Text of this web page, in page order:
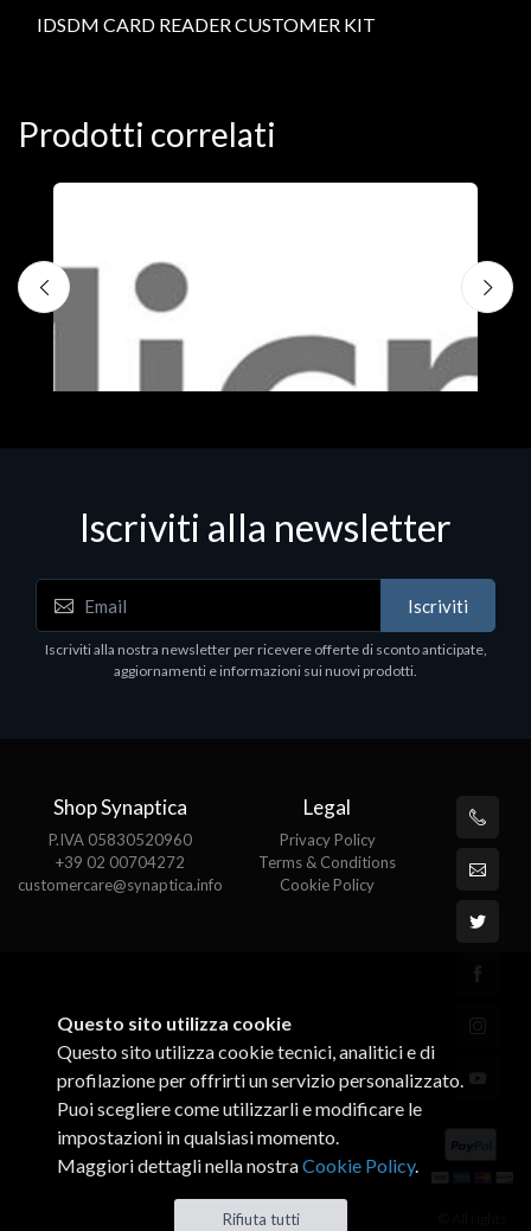
IDSDM CARD READER CUSTOMER KIT
Prodotti correlati
Software - Office Productivity
MS OFFICE H&S 2021 ESD
Iscriviti alla newsletter
Iscriviti
Iscriviti alla nostra newsletter per ricevere offerte di sconto anticipate,
aggiornamenti e informazioni sui nuovi prodotti.
Shop Synaptica
P.IVA 05830520960
+39 02 00704272
customercare@synaptica.info
Legal
Privacy Policy
Terms & Conditions
Cookie Policy
Questo sito utilizza cookie
Questo sito utilizza cookie tecnici, analitici e di
profilazione per offrirti un servizio personalizzato.
Puoi scegliere come utilizzarli e modificare le
impostazioni in qualsiasi momento.
Maggiori dettagli nella nostraCookie Policy.
Rifiuta tutti